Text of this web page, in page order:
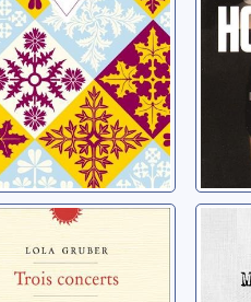
concerts
Lola